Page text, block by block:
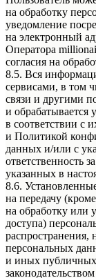
на обработку
уведомление
на электронный
Оператора
согласия на
8.5. Вся
сервисами, в том
связи и другими
и
в соответствии с
и Политикой
данных и/или с
ответственность
указанных в
8.6.
на передачу
на обработку или
доступа)
распространения,
персональных
и иных публичных